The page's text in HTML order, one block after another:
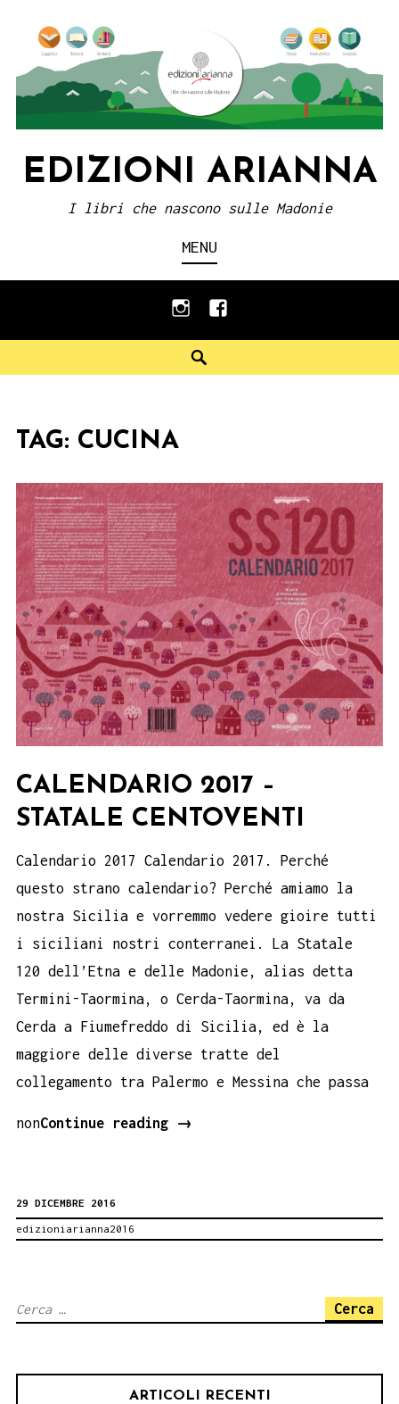
content
EDIZIONI ARIANNA
I libri che nascono sulle Madonie
MENU
instagramfacebook
TAG: CUCINA
CALENDARIO 2017 –
STATALE CENTOVENTI
Calendario 2017 Calendario 2017. Perché
questo strano calendario? Perché amiamo la
nostra Sicilia e vorremmo vedere gioire tutti
i siciliani nostri conterranei. La Statale
120 dell’Etna e delle Madonie, alias detta
Termini-Taormina, o Cerda-Taormina, va da
Cerda a Fiumefreddo di Sicilia, ed è la
maggiore delle diverse tratte del
collegamento tra Palermo e Messina che passa
nonContinue reading
Calendario
→
29 DICEMBRE 2016
edizioniarianna2016
Ricerca
ARTICOLI RECENTI